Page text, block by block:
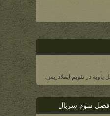
در تقویم ایملادریس.
فصل سوم سریال